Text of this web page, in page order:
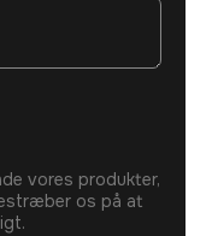
vores produkter,
os på at